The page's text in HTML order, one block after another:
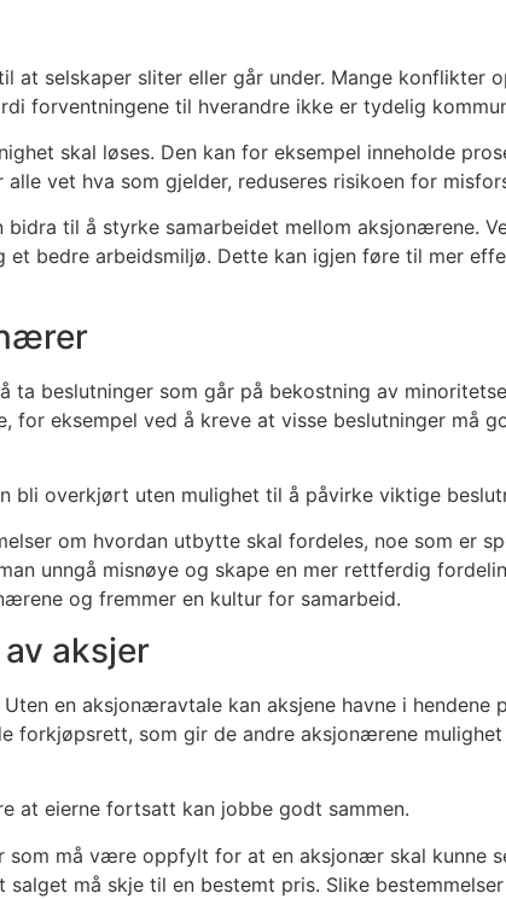
at selskaper sliter eller går under. Mange konflikter
forventningene til hverandre ikke er tydelig
skal løses. Den kan for eksempel inneholde
vet hva som gjelder, reduseres risikoen for
til å styrke samarbeidet mellom aksjonærene.
et bedre arbeidsmiljø. Dette kan igjen føre til mer
ta beslutninger som går på bekostning av
eksempel ved å kreve at visse beslutninger må
bli overkjørt uten mulighet til å påvirke viktige
om hvordan utbytte skal fordeles, noe som er
unngå misnøye og skape en mer rettferdig
og fremmer en kultur for samarbeid.
aksjer
en aksjonæravtale kan aksjene havne i hendene
forkjøpsrett, som gir de andre aksjonærene
at eierne fortsatt kan jobbe godt sammen.
må være oppfylt for at en aksjonær skal kunne
må skje til en bestemt pris. Slike